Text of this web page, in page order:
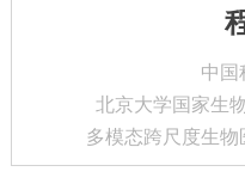
中国
北京大学国家生
多模态跨尺度生